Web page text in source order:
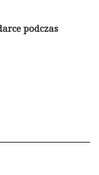
podczas